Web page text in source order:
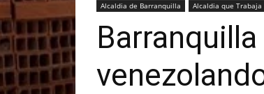
Alcaldia de Barranquilla Alcaldia que Trabaja